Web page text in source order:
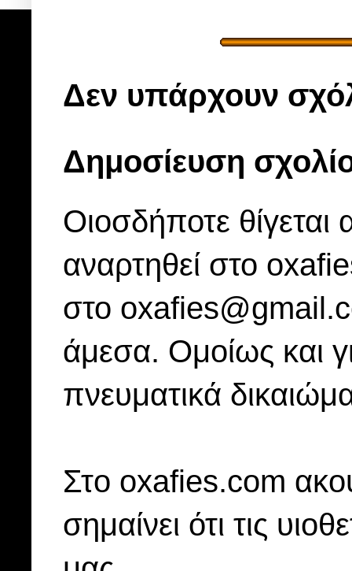
Δεν υπάρχουν
Δημοσίευση
Οιοσδήποτε
αναρτηθεί στο
στο
άμεσα. Ομοίως και
πνευματικά
Στo oxafies.com
σημαίνει ότι τις